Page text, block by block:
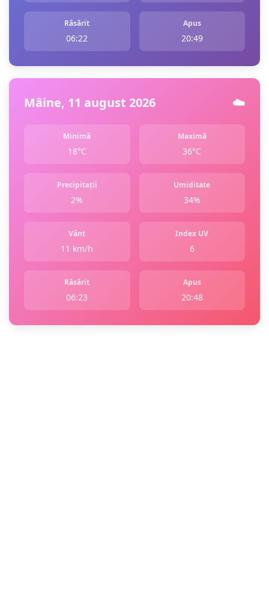
Răsărit
06:22
Apus
20:49
Mâine, 11 august 2026 ☁️
Minimă
18°C
Maximă
36°C
Precipitații
2%
Umiditate
34%
Vânt
11 km/h
Index UV
6
Răsărit
06:23
Apus
20:48